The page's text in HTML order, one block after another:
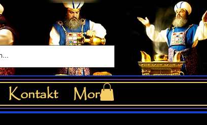
Kontakt More